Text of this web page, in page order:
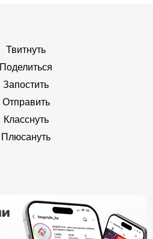
Твитнуть
Поделиться
Запостить
Отправить
Класснуть
Плюсануть